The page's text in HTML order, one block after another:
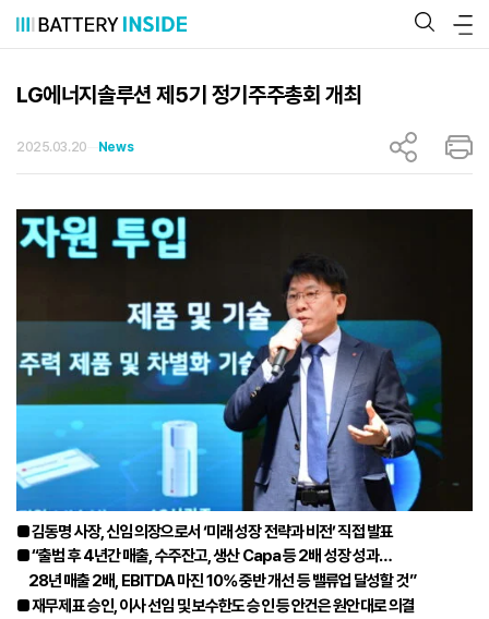
츠
LG에너지솔루션 제5기 정기주주총회 개최
2025.03.20 News
■ 김동명 사장, 신임 의장으로서 ‘미래 성장 전략과 비전’ 직접 발표
■ “출범 후 4년간 매출, 수주잔고, 생산 Capa 등 2배 성장 성과…
28년 매출 2배, EBITDA 마진 10% 중반 개선 등 밸류업 달성할 것”
■ 재무제표 승인, 이사 선임 및 보수한도 승인 등 안건은 원안대로 의결